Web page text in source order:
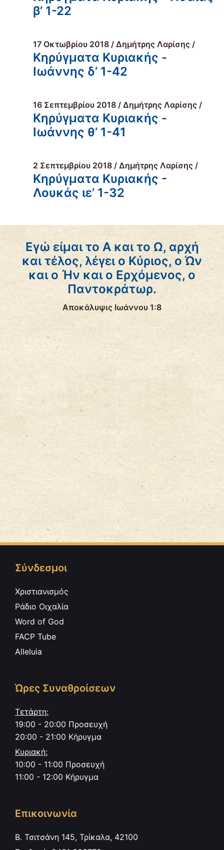
β’ 1-22
17 Οκτωβρίου 2018 / Δημήτρης Λαρίσης /
Κηρύγματα Κυριακής -
Ιωάννης δ’ 1-42
16 Σεπτεμβρίου 2018 / Δημήτρης Λαρίσης /
Κηρύγματα Κυριακής -
Ιωάννης θ’ 1-41
2 Σεπτεμβρίου 2018 / Δημήτρης Λαρίσης /
Κηρύγματα Κυριακής -
Λουκάς ιε’ 1-32
Εγώ είμαι το Α και το Ω, αρχή
και τέλος, λέγει ο Κύριος, ο Ών
και ο Ήν και ο Ερχόμενος, ο
Παντοκράτωρ.
Αποκάλυψις Ιωάννου 1:8
Σύνδεσμοι
Χριστιανισμός
Ράδιο Οιχαλία
Word of God
FACP Tube
Alleluia
Ώρες Συναθροίσεων
Τετάρτη:
19:00 - 20:00 Προσευχή
20:00 - 21:00 Κήρυγμα
Κυριακή:
10:00 - 11:00 Προσευχή
11:00 - 12:00 Κήρυγμα
Επικοινωνία
Β. Τσιτσάνη 145, Τρίκαλα, 42100